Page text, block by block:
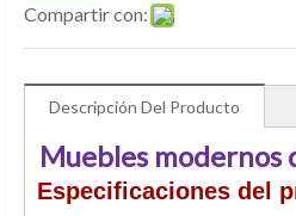
Compartir con:
Descripción Del Producto
Muebles modernos
Especificaciones del